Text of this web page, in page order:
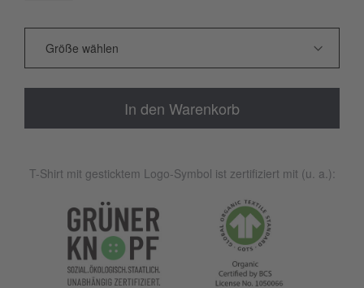
In den Warenkorb
T-Shirt mit gesticktem Logo-Symbol ist zertifiziert mit (u. a.):